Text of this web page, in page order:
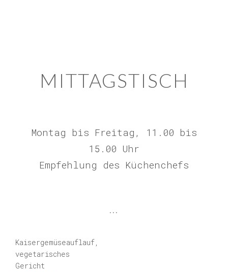
MITTAGSTISCH
Montag bis Freitag, 11.00 bis
15.00 Uhr
Empfehlung des Küchenchefs
...
Kaisergemüseauflauf,
vegetarisches
Gericht